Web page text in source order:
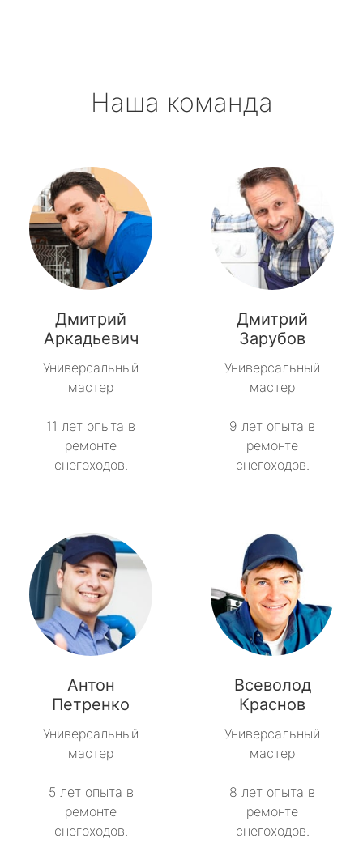
Наша команда
Дмитрий
Аркадьевич
Универсальный
мастер
11 лет опыта в
ремонте
снегоходов.
Дмитрий
Зарубов
Универсальный
мастер
9 лет опыта в
ремонте
снегоходов.
Антон
Петренко
Универсальный
мастер
5 лет опыта в
ремонте
снегоходов.
Всеволод
Краснов
Универсальный
мастер
8 лет опыта в
ремонте
снегоходов.